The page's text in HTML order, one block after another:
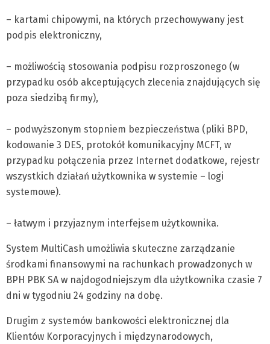
– kartami chipowymi, na których przechowywany jest
podpis elektroniczny,
– możliwością stosowania podpisu rozproszonego (w
przypadku osób akceptujących zlecenia znajdujących się
poza siedzibą firmy),
– podwyższonym stopniem bezpieczeństwa (pliki BPD,
kodowanie 3 DES, protokół komunikacyjny MCFT, w
przypadku połączenia przez Internet dodatkowe, rejestr
wszystkich działań użytkownika w systemie – logi
systemowe).
– łatwym i przyjaznym interfejsem użytkownika.
System MultiCash umożliwia skuteczne zarządzanie
środkami finansowymi na rachunkach prowadzonych w
BPH PBK SA w najdogodniejszym dla użytkownika czasie 7
dni w tygodniu 24 godziny na dobę.
Drugim z systemów bankowości elektronicznej dla
Klientów Korporacyjnych i międzynarodowych,